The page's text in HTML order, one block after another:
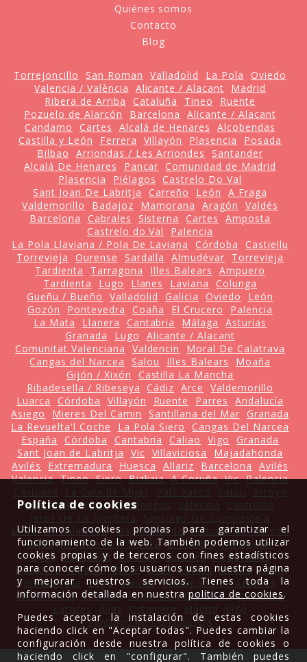
Quiénes somos
Contacto
Blog
Torrejoncillo San Roman Valladolid La Pola
Oviedo
Valencia / València
Alicante / Alacant
Madrid
Ribera de Arriba
Cataluña Tineo
Ruente
Pozuelo de Alarcón
Barcelona
Alicante / Alacant
Candamo
Cartes Alcalá de Henares
Alcobendas
Castilla y León
Ferrera Villayón Plasencia
Posada
Bilbao
Arriondas / Les Arriondes
Santander
Alcalá De Henares
Pancar
Comunidad de Madrid
Plasencia
Piélagos
Castrelo Do Val
Sant Joan De Labritja
Carreño León
A Fraga
Valdemorillo
Badajoz Mamorana Aragón
Valdés
Barcelona
Cabrales Sisterna Cartes
Amposta
Castrelo do Val
Palencia
La Pola Llaviana / Pola De Laviana
Córdoba
Castiellu
Torrevieja
Ourense Sardalla Almudévar
Torrevieja
Tardienta
Tarragona Illes Balears
Ampuero
Tardienta
Lugo Llanes Laviana
Colunga
Gueñu / Bueño
Valladolid Galicia Oviedo
León
Gozón
Pontevedra Coaña El Crucero
Palencia
La Mata
Llanera Cantabria Málaga
Asturias
Granada
Lugo
Alicante / Alacant
Comunitat Valenciana
Valdencin
Moral De Calatrava
Cangas del Narcea
Salou Illes Balears
Moaña
Gijón / Xixón
Castilla La Mancha
Ribadesella / Ribeseya
Cádiz Arce
Valdemorillo
Luarca
Córdoba Villayón Ruente Parres
Andalucía
Asiego
Mieres Del Camin Santillana del Mar
Granada
La Revuelta'l Coche
La Pola Siero
Cangas Del Narcea
España
Córdoba Cantabria Caliao Vigo
Granada
Sant Joan de Labritja
Vic Villaviciosa
Majadahonda
Avilés
Extremadura Huesca Allariz Barcelona
Avilés
Valencia Tineo Siero Bizkaia A Coruña Vic Palencia
Santander
Lena Leitariegos
Moral de Calatrava
Majadahonda Pozuelo de Alarcón
Mijas
Jerez de la Frontera El Pueblo Almudévar
Gijón
Valladolid Cáceres Llastres Alcobendas
Castuera
Madrid Allariz Caso Mieres Bilbao León
Ribadesella
Lugo Salinas Principado de Asturias
Ciudad Real El Cabo Poble Nou Del Delta Ampuero
Santiago de Compostela
Política de cookies
Utilizamos cookies propias para garantizar el
funcionamiento de la web. También podemos utilizar
cookies propias y de terceros con fines estadísticos
para conocer cómo los usuarios usan nuestra página
y mejorar nuestros servicios. Tienes toda la
información detallada en nuestrapolítica de cookies.
Puedes aceptar la instalación de estas cookies
haciendo click en "Aceptar todas". Puedes cambiar la
configuración desde nuestra política de cookies o
haciendo click en "configurar". También puedes